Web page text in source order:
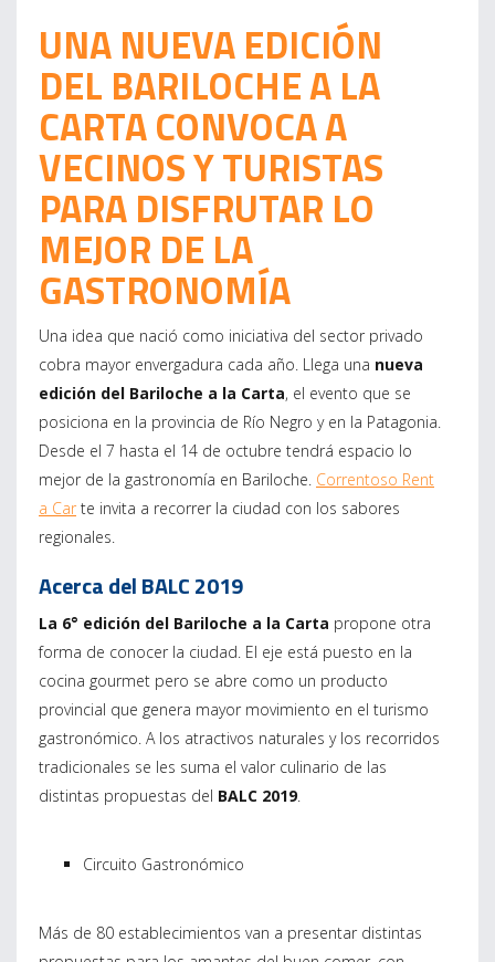
UNA NUEVA EDICIÓN
DEL BARILOCHE A LA
CARTA CONVOCA A
VECINOS Y TURISTAS
PARA DISFRUTAR LO
MEJOR DE LA
GASTRONOMÍA
Una idea que nació como iniciativa del sector privado
cobra mayor envergadura cada año. Llega una nueva
edición del Bariloche a la Carta, el evento que se
posiciona en la provincia de Río Negro y en la Patagonia.
Desde el 7 hasta el 14 de octubre tendrá espacio lo
mejor de la gastronomía en Bariloche. Correntoso Rent
a Car te invita a recorrer la ciudad con los sabores
regionales.
Acerca del BALC 2019
La 6° edición del Bariloche a la Carta propone otra
forma de conocer la ciudad. El eje está puesto en la
cocina gourmet pero se abre como un producto
provincial que genera mayor movimiento en el turismo
gastronómico. A los atractivos naturales y los recorridos
tradicionales se les suma el valor culinario de las
distintas propuestas del BALC 2019.
Circuito Gastronómico
Más de 80 establecimientos van a presentar distintas